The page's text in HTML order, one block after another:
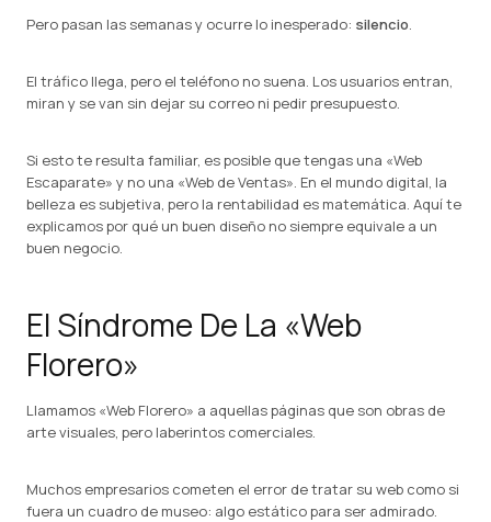
Pero pasan las semanas y ocurre lo inesperado: silencio.
El tráfico llega, pero el teléfono no suena. Los usuarios entran,
miran y se van sin dejar su correo ni pedir presupuesto.
Si esto te resulta familiar, es posible que tengas una «Web
Escaparate» y no una «Web de Ventas». En el mundo digital, la
belleza es subjetiva, pero la rentabilidad es matemática. Aquí te
explicamos por qué un buen diseño no siempre equivale a un
buen negocio.
El Síndrome De La «Web
Florero»
Llamamos «Web Florero» a aquellas páginas que son obras de
arte visuales, pero laberintos comerciales.
Muchos empresarios cometen el error de tratar su web como si
fuera un cuadro de museo: algo estático para ser admirado.